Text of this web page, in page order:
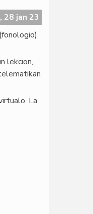
28 jan 23
lekcion,
La